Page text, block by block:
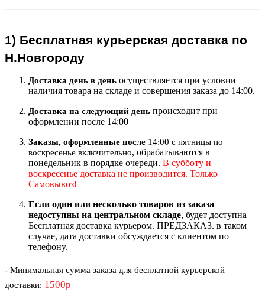
1) Бесплатная курьерская доставка по
Н.Новгороду
Доставка день в день осуществляется при условии
наличия товара на складе и совершения заказа до 14:00.
Доставка на следующий день происходит при
оформлении после 14:00
Заказы, оформленные после 14:00 с пятницы по
воскресенье включительно, обрабатываются в
понедельник в порядке очереди. В субботу и
воскресенье доставка не производится. Только
Самовывоз!
Если один или несколько товаров из заказа
недоступны на центральном складе, будет доступна
Бесплатная доставка курьером. ПРЕДЗАКАЗ. в таком
случае, дата доставки обсуждается с клиентом по
телефону.
- Минимальная сумма заказа для бесплатной курьерской
доставки: 1500р